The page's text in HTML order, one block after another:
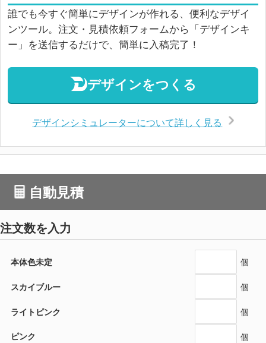
誰でも今すぐ簡単にデザインが作れる、便利なデザイ
ンツール。注文・見積依頼フォームから「デザインキ
ー」を送信するだけで、簡単に入稿完了！
デザインをつくる
デザインシミュレーターについて詳しく見る
自動見積
注文数を入力
本体色未定 個
スカイブルー 個
ライトピンク 個
ピンク 個